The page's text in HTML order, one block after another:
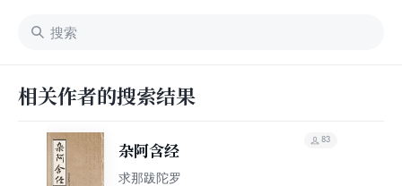
相关作者的搜索结果
杂阿含经
求那跋陀罗
83